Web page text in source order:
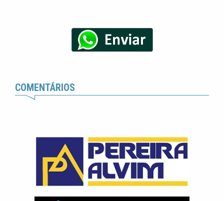
COMENTÁRIOS